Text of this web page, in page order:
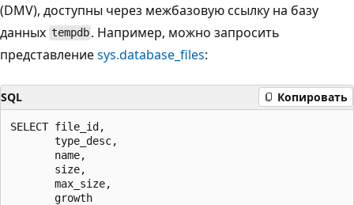
(DMV), доступны через межбазовую ссылку на базу
данных tempdb . Например, можно запросить
представлениеsys.database_files:
SQL Копировать
SELECT file_id,
       type_desc,
       name,
       size,
       max_size,
       growth